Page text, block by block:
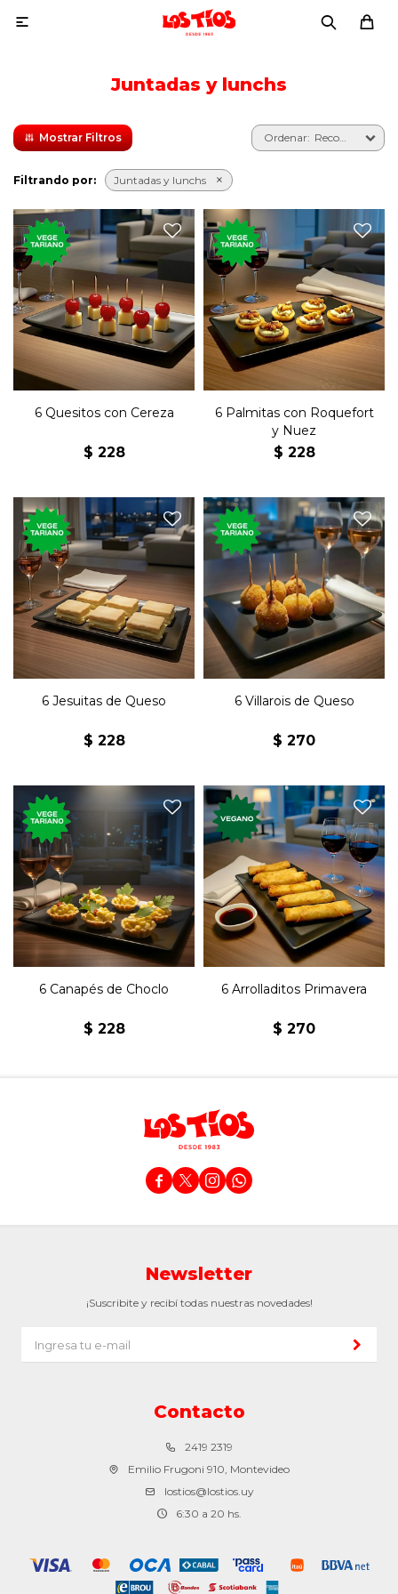

Juntadas y lunchs
Recomendados
Filtrando por: Juntadas y lunchs
Seis clásicos saladitos de
queso con cereza.
6 Quesitos con Cereza
$ 228
Seis palmitas con roquefort
y nuez.
6 Palmitas con Roquefort
y Nuez
$ 228
Seis clásicos jesuitas rellenos
de queso con manteca.
6 Jesuitas de Queso
$ 228
Seis bocaditos de queso con
bechamel rebozados.
6 Villarois de Queso
$ 270
Seis canastitas con choclo,
mayonesa y morrón.
6 Canapés de Choclo
$ 228
Seis arrolladitos rellenos de
vegetales salteados.
6 Arrolladitos Primavera
$ 270
   
Contacto
2419 2319
Emilio Frugoni 910, Montevideo
lostios@lostios.uy
6:30 a 20 hs.
Newsletter
¡Suscribite y recibí todas nuestras novedades!